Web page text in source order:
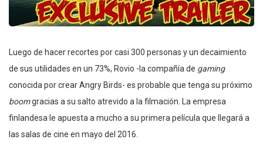
Luego de hacer recortes por casi 300 personas y un decaimiento
de sus utilidades en un 73%, Rovio -la compañía de gaming
conocida por crear Angry Birds- es probable que tenga su próximo
boomgracias a su salto atrevido a la filmación. La empresa
finlandesa le apuesta a mucho a su primera película que llegará a
las salas de cine en mayo del 2016.